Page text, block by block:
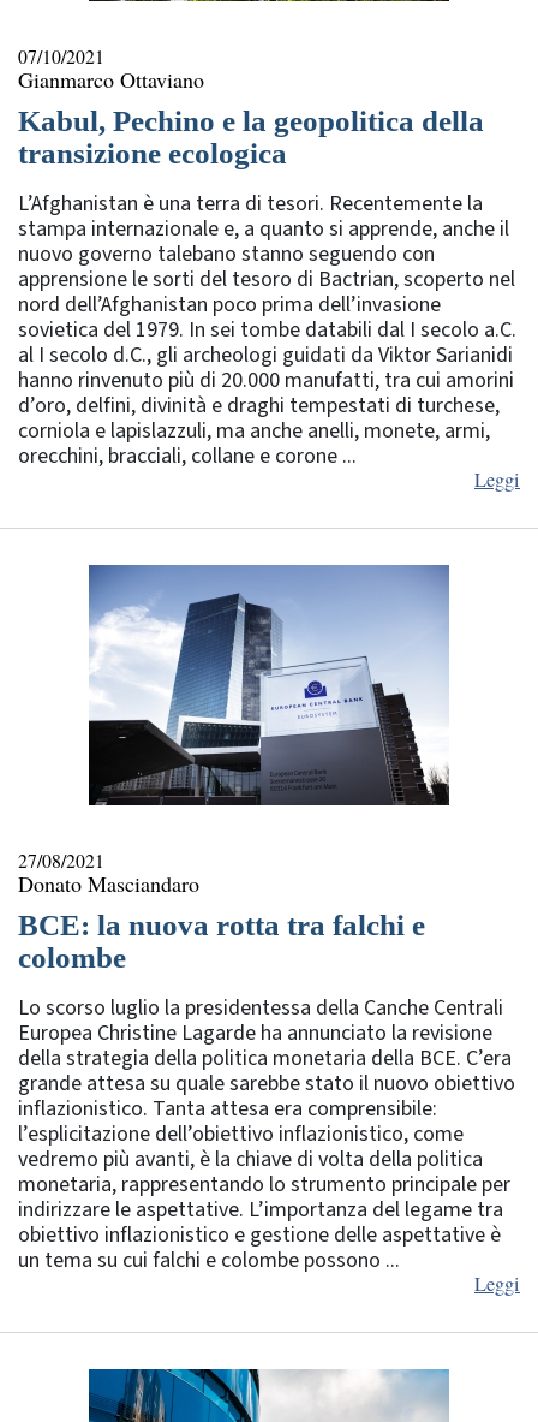
07/10/2021
Gianmarco Ottaviano
Kabul, Pechino e la geopolitica della
transizione ecologica
L’Afghanistan è una terra di tesori. Recentemente la
stampa internazionale e, a quanto si apprende, anche il
nuovo governo talebano stanno seguendo con
apprensione le sorti del tesoro di Bactrian, scoperto nel
nord dell’Afghanistan poco prima dell’invasione
sovietica del 1979. In sei tombe databili dal I secolo a.C.
al I secolo d.C., gli archeologi guidati da Viktor Sarianidi
hanno rinvenuto più di 20.000 manufatti, tra cui amorini
d’oro, delfini, divinità e draghi tempestati di turchese,
corniola e lapislazzuli, ma anche anelli, monete, armi,
orecchini, bracciali, collane e corone ...
Leggi
27/08/2021
Donato Masciandaro
BCE: la nuova rotta tra falchi e
colombe
Lo scorso luglio la presidentessa della Canche Centrali
Europea Christine Lagarde ha annunciato la revisione
della strategia della politica monetaria della BCE. C’era
grande attesa su quale sarebbe stato il nuovo obiettivo
inflazionistico. Tanta attesa era comprensibile:
l’esplicitazione dell’obiettivo inflazionistico, come
vedremo più avanti, è la chiave di volta della politica
monetaria, rappresentando lo strumento principale per
indirizzare le aspettative. L’importanza del legame tra
obiettivo inflazionistico e gestione delle aspettative è
un tema su cui falchi e colombe possono ...
Leggi